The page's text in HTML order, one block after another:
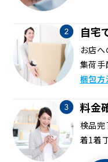
自宅
お店
集荷手
梱包方
料金
検品
着1着